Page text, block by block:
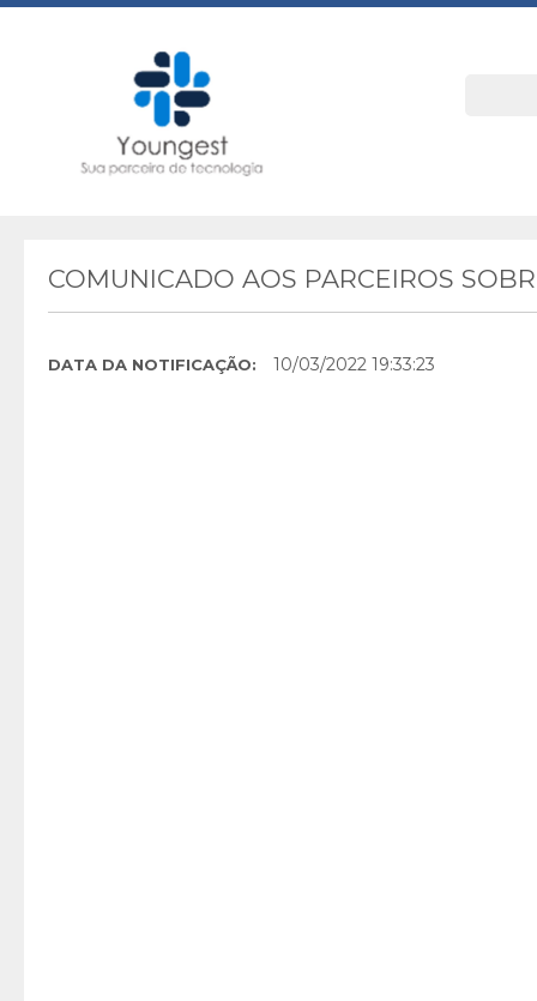
COMUNICADO AOS PARCEIROS
DATA DA NOTIFICAÇÃO: 10/03/2022 19:33:23